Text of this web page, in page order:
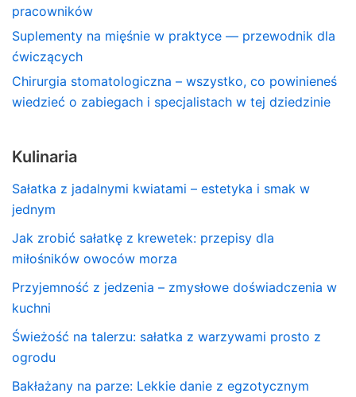
pracowników
Suplementy na mięśnie w praktyce — przewodnik dla
ćwiczących
Chirurgia stomatologiczna – wszystko, co powinieneś
wiedzieć o zabiegach i specjalistach w tej dziedzinie
Kulinaria
Sałatka z jadalnymi kwiatami – estetyka i smak w
jednym
Jak zrobić sałatkę z krewetek: przepisy dla
miłośników owoców morza
Przyjemność z jedzenia – zmysłowe doświadczenia w
kuchni
Świeżość na talerzu: sałatka z warzywami prosto z
ogrodu
Bakłażany na parze: Lekkie danie z egzotycznym